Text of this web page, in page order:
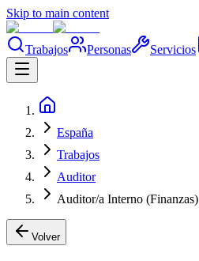
Skip to main content
Trabajos Personas Servicios
España
Trabajos
Auditor
Auditor/a Interno (Finanzas)
Volver